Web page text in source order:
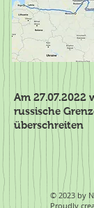
Am 27.07.2022
russische
überschreiten
© 2023 by
Proudly